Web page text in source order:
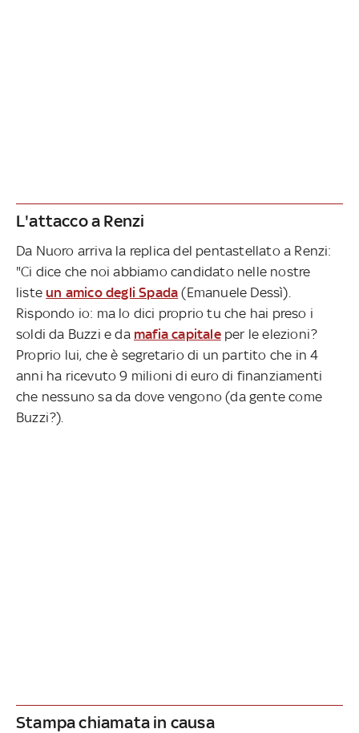
L'attacco a Renzi
Da Nuoro arriva la replica del pentastellato a Renzi:
"Ci dice che noi abbiamo candidato nelle nostre
listeun amico degli Spada (Emanuele Dessì).
Rispondo io: ma lo dici proprio tu che hai preso i
soldi da Buzzi e da mafia capitaleper le elezioni?
Proprio lui, che è segretario di un partito che in 4
anni ha ricevuto 9 milioni di euro di finanziamenti
che nessuno sa da dove vengono (da gente come
Buzzi?).
Stampa chiamata in causa